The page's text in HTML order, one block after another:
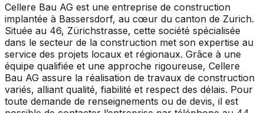
Cellere Bau AG est une entreprise de construction
implantée à Bassersdorf, au cœur du canton de Zurich.
Située au 46, Zürichstrasse, cette société spécialisée
dans le secteur de la construction met son expertise au
service des projets locaux et régionaux. Grâce à une
équipe qualifiée et une approche rigoureuse, Cellere
Bau AG assure la réalisation de travaux de construction
variés, alliant qualité, fiabilité et respect des délais. Pour
toute demande de renseignements ou de devis, il est